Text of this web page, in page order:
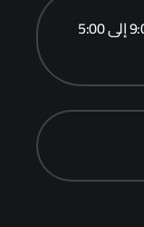
الأحد — الخميس : من الساعة 9:00 إلى 5:00